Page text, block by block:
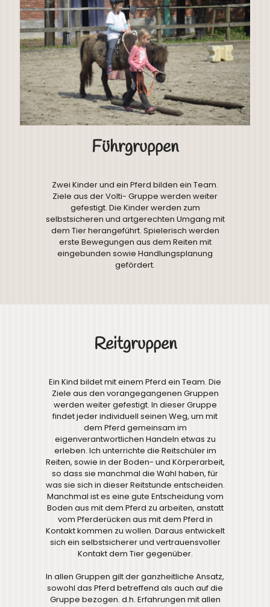
Führgruppen
Zwei Kinder und ein Pferd bilden ein Team.
Ziele aus der Volti- Gruppe werden weiter
gefestigt. Die Kinder werden zum
selbstsicheren und artgerechten Umgang mit
dem Tier herangeführt. Spielerisch werden
erste Bewegungen aus dem Reiten mit
eingebunden sowie Handlungsplanung
gefördert.
Reitgruppen
Ein Kind bildet mit einem Pferd ein Team. Die
Ziele aus den vorangegangenen Gruppen
werden weiter gefestigt. In dieser Gruppe
findet jeder individuell seinen Weg, um mit
dem Pferd gemeinsam im
eigenverantwortlichen Handeln etwas zu
erleben. Ich unterrichte die Reitschüler im
Reiten, sowie in der Boden- und Körperarbeit,
so dass sie manchmal die Wahl haben, für
was sie sich in dieser Reitstunde entscheiden.
Manchmal ist es eine gute Entscheidung vom
Boden aus mit dem Pferd zu arbeiten, anstatt
vom Pferderücken aus mit dem Pferd in
Kontakt kommen zu wollen. Daraus entwickelt
sich ein selbstsicherer und vertrauensvoller
Kontakt dem Tier gegenüber.
In allen Gruppen gilt der ganzheitliche Ansatz,
sowohl das Pferd betreffend als auch auf die
Gruppe bezogen. d.h. Erfahrungen mit allen